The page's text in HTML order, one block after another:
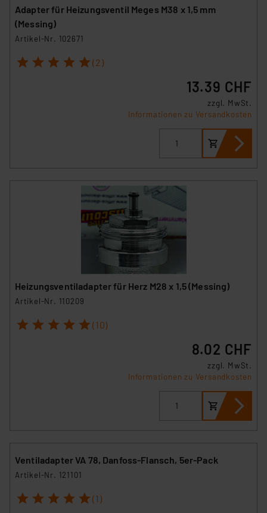
Adapter für Heizungsventil Meges M38 x 1,5 mm
(Messing)
Artikel-Nr. 102671
1 2 3 4 5 (2)
13.39 CHF
zzgl. MwSt.
Informationen zu Versandkosten
Heizungsventiladapter für Herz M28 x 1,5 (Messing)
Artikel-Nr. 110209
1 2 3 4 5 (10)
8.02 CHF
zzgl. MwSt.
Informationen zu Versandkosten
Ventiladapter VA 78, Danfoss-Flansch, 5er-Pack
Artikel-Nr. 121101
1 2 3 4 5 (1)